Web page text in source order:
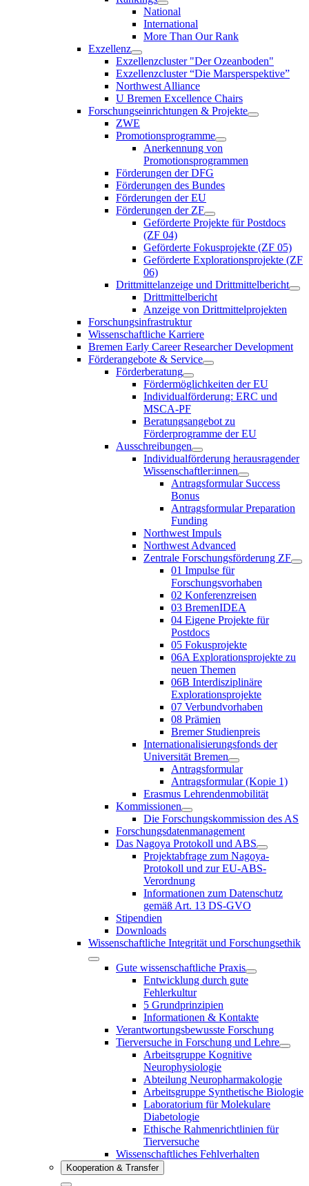
National
International
More Than Our Rank
Exzellenz
Exzellenzcluster "Der Ozeanboden"
Exzellenzcluster “Die Marsperspektive”
Northwest Alliance
U Bremen Excellence Chairs
Forschungseinrichtungen & Projekte
ZWE
Promotionsprogramme
Anerkennung von
Promotionsprogrammen
Förderungen der DFG
Förderungen des Bundes
Förderungen der EU
Förderungen der ZF
Geförderte Projekte für Postdocs
(ZF 04)
Geförderte Fokusprojekte (ZF 05)
Geförderte Explorationsprojekte (ZF
06)
Drittmittelanzeige und Drittmittelbericht
Drittmittelbericht
Anzeige von Drittmittelprojekten
Forschungsinfrastruktur
Wissenschaftliche Karriere
Bremen Early Career Researcher Development
Förderangebote & Service
Förderberatung
Fördermöglichkeiten der EU
Individualförderung: ERC und
MSCA-PF
Beratungsangebot zu
Förderprogramme der EU
Ausschreibungen
Individualförderung herausragender
Wissenschaftler:innen
Antragsformular Success
Bonus
Antragsformular Preparation
Funding
Northwest Impuls
Northwest Advanced
Zentrale Forschungsförderung ZF
01 Impulse für
Forschungsvorhaben
02 Konferenzreisen
03 BremenIDEA
04 Eigene Projekte für
Postdocs
05 Fokusprojekte
06A Explorationsprojekte zu
neuen Themen
06B Interdisziplinäre
Explorationsprojekte
07 Verbundvorhaben
08 Prämien
Bremer Studienpreis
Internationalisierungsfonds der
Universität Bremen
Antragsformular
Antragsformular (Kopie 1)
Erasmus Lehrendenmobilität
Kommissionen
Die Forschungskommission des AS
Forschungsdatenmanagement
Das Nagoya Protokoll und ABS
Projektabfrage zum Nagoya-
Protokoll und zur EU-ABS-
Verordnung
Informationen zum Datenschutz
gemäß Art. 13 DS-GVO
Stipendien
Downloads
Wissenschaftliche Integrität und Forschungsethik
Gute wissenschaftliche Praxis
Entwicklung durch gute
Fehlerkultur
5 Grundprinzipien
Informationen & Kontakte
Verantwortungsbewusste Forschung
Tierversuche in Forschung und Lehre
Arbeitsgruppe Kognitive
Neurophysiologie
Abteilung Neuropharmakologie
Arbeitsgruppe Synthetische Biologie
Laboratorium für Molekulare
Diabetologie
Ethische Rahmenrichtlinien für
Tierversuche
Wissenschaftliches Fehlverhalten
Kooperation & Transfer